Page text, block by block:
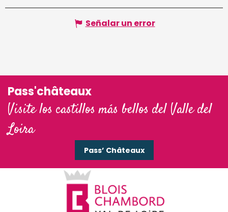
Señalar un error
Pass'châteaux
Visite los castillos más bellos del Valle del
Loira
Pass’ Châteaux